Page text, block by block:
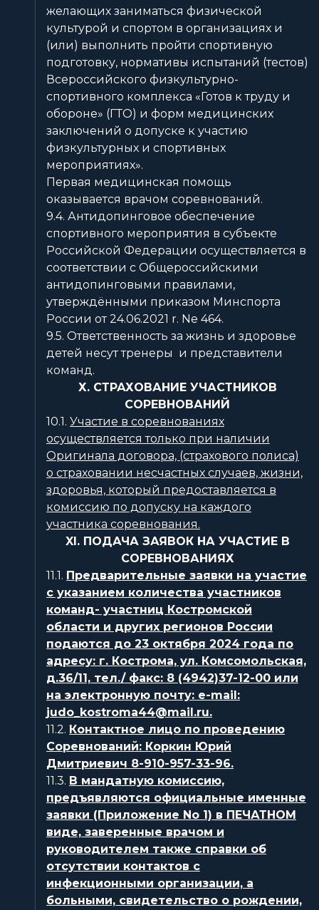
желающих заниматься физической
культурой и спортом в организациях и
(или) выполнить пройти спортивную
подготовку, нормативы испытаний (тестов)
Всероссийского физкультурно-
спортивного комплекса «Готов к труду и
обороне» (ГТО) и форм медицинских
заключений о допуске к участию
физкультурных и спортивных
мероприятиях».
Первая медицинская помощь
оказывается врачом соревнований.
9.4. Антидопинговое обеспечение
спортивного мероприятия в субъекте
Российской Федерации осуществляется в
соответствии с Общероссийскими
антидопинговыми правилами,
утверждёнными приказом Минспорта
России от 24.06.2021 r. Ne 464.
9.5. Ответственность за жизнь и здоровье
детей несут тренеры и представители
команд.
Х. СТРАХОВАНИЕ УЧАСТНИКОВ
СОРЕВНОВАНИЙ
10.1. Участие в соревнованиях
осуществляется только при наличии
Оригинала договора, (страхового полиса)
о страховании несчастных случаев, жизни,
здоровья, который предоставляется в
комиссию по допуску на каждого
участника соревнования.
XI. ПОДАЧА ЗАЯВОК НА УЧАСТИЕ В
СОРЕВНОВАНИЯХ
11.1. Предварительные заявки на участие
с указанием количества участников
команд- участниц Костромской
области и других регионов России
подаются до 23 октября 2024 года по
адресу: г. Кострома, ул. Комсомольская,
д.36/11, тел./ факс: 8 (4942)37-12-00 или
на электронную почту: е-mail:
judo_kostroma44@mail.ru.
11.2. Контактное лицо по проведению
Соревнований: Коркин Юрий
Дмитриевич 8-910-957-33-96.
11.3. В мандатную комиссию,
предъявляются официальные именные
заявки (Приложение No 1) в ПЕЧАТНОМ
виде, заверенные врачом и
руководителем также справки об
отсутствии контактов с
инфекционными организации, а
больными, свидетельство о рождении,